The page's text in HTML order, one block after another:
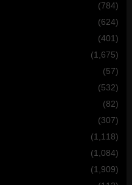
(784)
(624)
(401)
(1,675)
(57)
(532)
(82)
(307)
(1,118)
(1,084)
(1,909)